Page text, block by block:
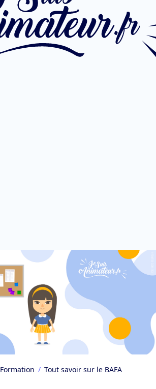
Formation Tout savoir sur le BAFA